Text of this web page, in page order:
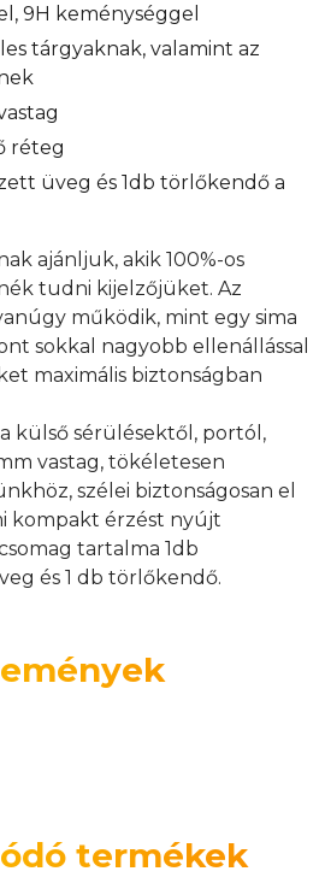
9H keménységgel
tárgyaknak, valamint az
réteg
üveg és 1db törlőkendő a
ajánljuk, akik 100%-os
tudni kijelzőjüket. Az
működik, mint egy sima
sokkal nagyobb ellenállással
maximális biztonságban
külső sérülésektől, portól,
vastag, tökéletesen
szélei biztonságosan el
kompakt érzést nyújt
tartalma 1db
és 1 db törlőkendő.
termékek